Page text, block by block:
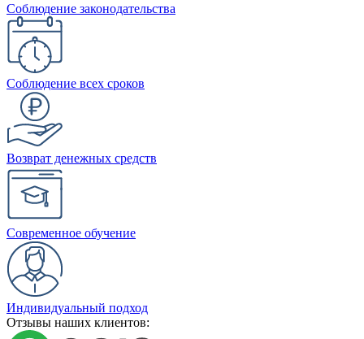
Соблюдение законодательства
Соблюдение всех сроков
Возврат денежных средств
Современное обучение
Индивидуальный подход
Отзывы наших клиентов: